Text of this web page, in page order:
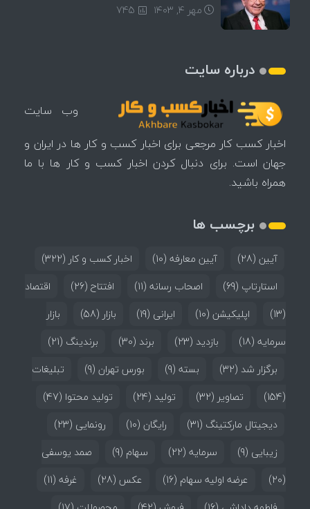
مهر ۴, ۱۴۰۳
745
درباره سایت
وب سایت
اخبار کسب کار مرجعی برای اخبار کسب و کار ها در ایران و
جهان است. برای دنبال کردن اخبار کسب و کار ها با ما
همراه باشید.
برچسب ها
آیین (28) آیین معارفه (10) اخبار کسب و کار (322)
استارتاپ (69) اصحاب رسانه (11) افتتاح (26)
اقتصاد
(13)
اپلیکیشن (10) ایرانی (19) بازار (58)
بازار
سرمایه (18) بازدید (23) برند (30) برندینگ (21)
برگزار شد (32) بسته (9) بورس تهران (9)
تبلیغات
(154)
تصاویر (32) تولید (24) تولید محتوا (47)
دیجیتال مارکتینگ (31) رایگان (10) رونمایی (23)
زیبایی (9) سرمایه (22) سهام (9)
صمد یوسفی
(20)
عرضه اولیه سهام (16) عکس (28) غرفه (11)